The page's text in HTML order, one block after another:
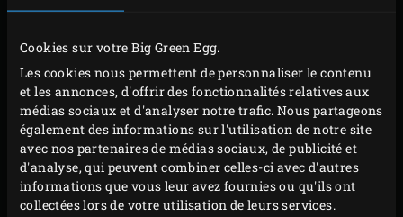
Cookies sur votre Big Green Egg.
Les cookies nous permettent de personnaliser le contenu
et les annonces, d'offrir des fonctionnalités relatives aux
médias sociaux et d'analyser notre trafic. Nous partageons
également des informations sur l'utilisation de notre site
avec nos partenaires de médias sociaux, de publicité et
d'analyse, qui peuvent combiner celles-ci avec d'autres
informations que vous leur avez fournies ou qu'ils ont
collectées lors de votre utilisation de leurs services.
des poireaux en rondelles, épluchez et émincez
l’oignon rouge. Épluchez et émincez l’ail, prélevez
les feuilles de thym. Coupez la viande de dinde en
petits morceaux.
Chauffez l’huile de tournesol dans le faitout
hollandais en fontesur la grille de l’EGG et faites-y
revenir les poireaux, l’oignon, l’ail et le thym.